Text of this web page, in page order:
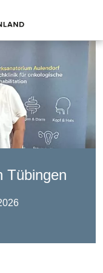
Tübingen